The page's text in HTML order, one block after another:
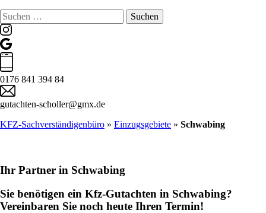
Suchen
nach:
0176 841 394 84
gutachten-scholler@gmx.de
KFZ-Sachverständigenbüro » Einzugsgebiete » Schwabing
Ihr Partner in Schwabing
Sie benötigen ein Kfz-Gutachten in Schwabing?
Vereinbaren Sie noch heute Ihren Termin!